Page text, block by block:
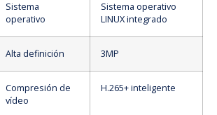
Sistema
operativo
Sistema operativo
LINUX integrado
Alta definición 3MP
Compresión de
vídeo
H.265+ inteligente